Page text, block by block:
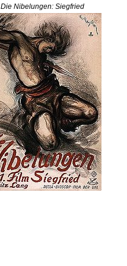
Die Nibelungen: Siegfried